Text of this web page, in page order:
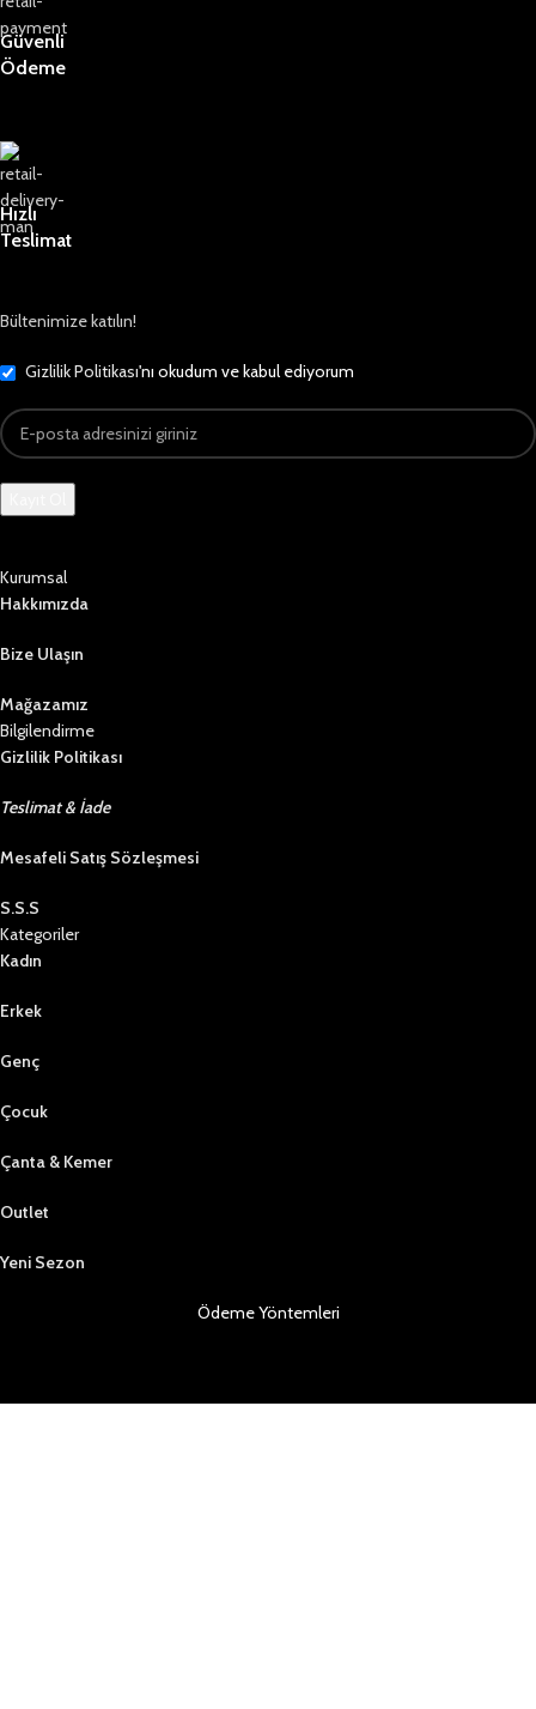
Güvenli
Ödeme
Hızlı
Teslimat
Bültenimize katılın!
Gizlilik Politikası'nı okudum ve kabul ediyorum
Kurumsal
Hakkımızda
Bize Ulaşın
Mağazamız
Bilgilendirme
Gizlilik Politikası
Teslimat & İade
Mesafeli Satış Sözleşmesi
S.S.S
Kategoriler
Kadın
Erkek
Genç
Çocuk
Çanta & Kemer
Outlet
Yeni Sezon
Ödeme Yöntemleri